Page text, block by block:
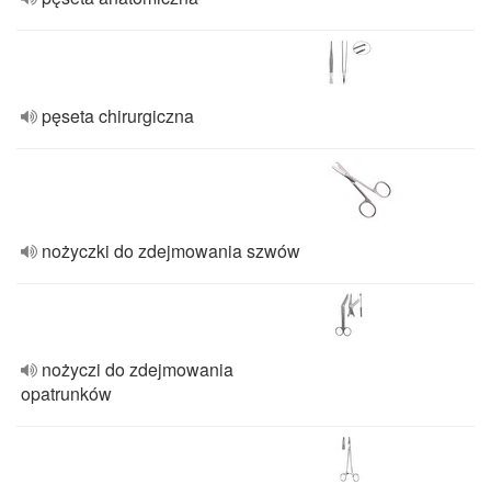
pęseta chirurgiczna
nożyczki do zdejmowania szwów
nożyczi do zdejmowania
opatrunków